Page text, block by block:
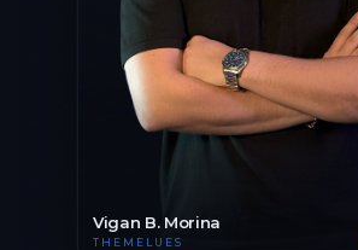
Vigan B. Morina
THEMELUES